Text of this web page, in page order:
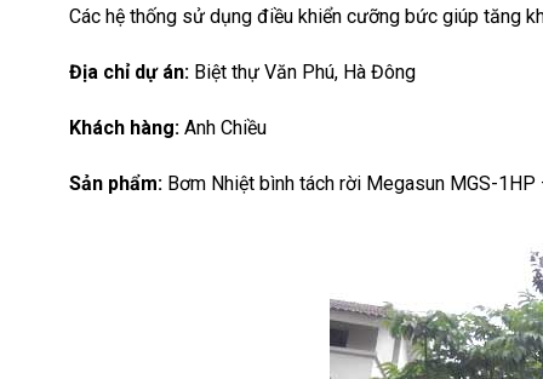
Các hệ thống sử dụng điều khiển cưỡng bức giúp tăng
Địa chỉ dự án: Biệt thự Văn Phú, Hà Đông
Khách hàng: Anh Chiều
Sản phẩm: Bơm Nhiệt bình tách rời Megasun MGS-